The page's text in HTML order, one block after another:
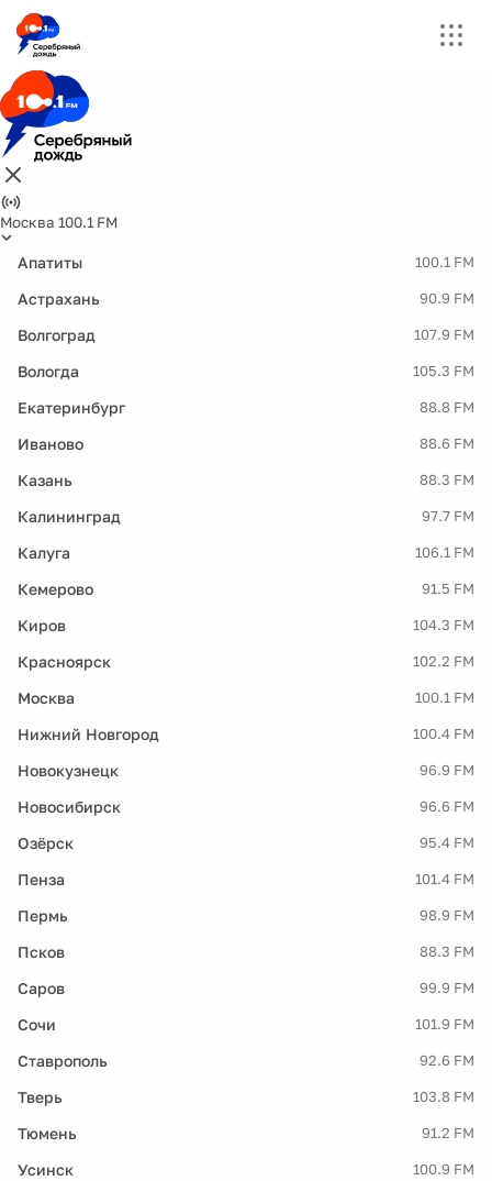
Москва 100.1 FM
Апатиты 100.1 FM
Астрахань 90.9 FM
Волгоград 107.9 FM
Вологда 105.3 FM
Екатеринбург 88.8 FM
Иваново 88.6 FM
Казань 88.3 FM
Калининград 97.7 FM
Калуга 106.1 FM
Кемерово 91.5 FM
Киров 104.3 FM
Красноярск 102.2 FM
Москва 100.1 FM
Нижний Новгород 100.4 FM
Новокузнецк 96.9 FM
Новосибирск 96.6 FM
Озёрск 95.4 FM
Пенза 101.4 FM
Пермь 98.9 FM
Псков 88.3 FM
Саров 99.9 FM
Сочи 101.9 FM
Ставрополь 92.6 FM
Тверь 103.8 FM
Тюмень 91.2 FM
Усинск 100.9 FM